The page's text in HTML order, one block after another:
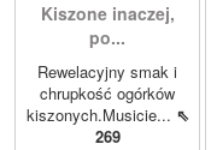
Kiszone inaczej,
po...
Rewelacyjny smak i
chrupkość ogórków
kiszonych.Musicie... ⇖
269